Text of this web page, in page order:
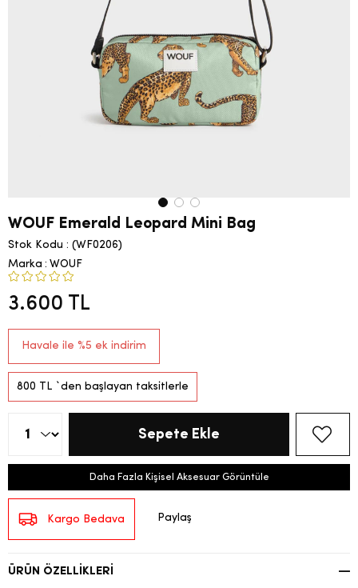
WOUF Emerald Leopard Mini Bag
Stok Kodu
(WF0206)
Marka : WOUF
3.600 TL
Havale ile %5 ek indirim
800 TL `den başlayan taksitlerle
Daha Fazla Kişisel Aksesuar Görüntüle
Kargo Bedava Paylaş
ÜRÜN ÖZELLIKLERI